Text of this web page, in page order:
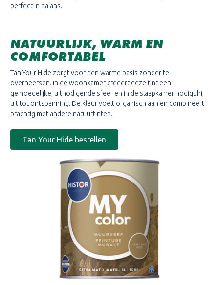
perfect in balans.
NATUURLIJK, WARM EN
COMFORTABEL
Tan Your Hide zorgt voor een warme basis zonder te
overheersen. In de woonkamer creëert deze tint een
gemoedelijke, uitnodigende sfeer en in de slaapkamer nodigt hij
uit tot ontspanning. De kleur voelt organisch aan en combineert
prachtig met andere natuurtinten.
Tan Your Hide bestellen